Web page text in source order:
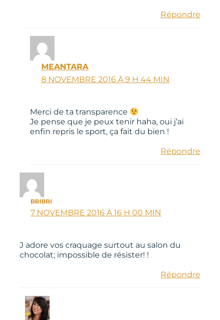
Répondre
MEANTARA
8 NOVEMBRE 2016 À 9 H 44 MIN
Merci de ta transparence
Je pense que je peux tenir haha, oui j’ai
enfin repris le sport, ça fait du bien !
Répondre
BRIBRI
7 NOVEMBRE 2016 À 16 H 00 MIN
J adore vos craquage surtout au salon du
chocolat; impossible de résister! !
Répondre